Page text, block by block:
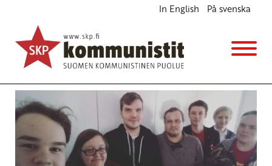
In English På svenska
Kannanottoa, yhteistyötä ja ratkaisuja
Ajankohtaista
Avainsanat:Kommunistinuoret,nuoriso